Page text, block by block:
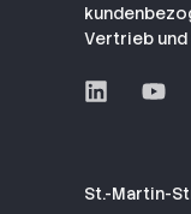
Vertrieb
St.-Martin-